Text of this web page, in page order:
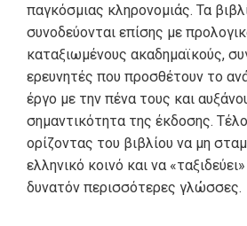
παγκόσμιας κληρονομιάς. Τα
συνοδεύονται επίσης με
καταξιωμένους ακαδημαϊκούς,
ερευνητές που προσθέτουν το
έργο με την πένα τους και
σημαντικότητα της έκδοσης.
ορίζοντας του βιβλίου να μη
ελληνικό κοινό και να
δυνατόν περισσότερες γλώσσες.